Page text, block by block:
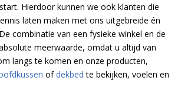
Hierdoor kunnen we ook klanten die
laten maken met ons uitgebreide én
combinatie van een fysieke winkel en de
meerwaarde, omdat u altijd van
langs te komen en onze producten,
ofdekbed te bekijken, voelen en